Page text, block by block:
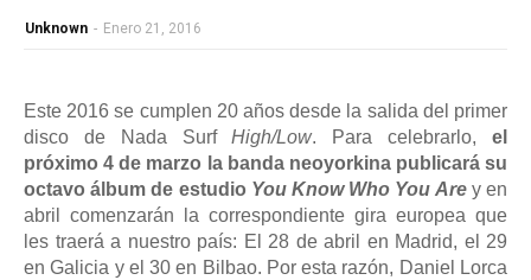
Unknown - Enero 21, 2016
Este 2016 se cumplen 20 años desde la salida del primer
disco de Nada SurfHigh/Low. Para celebrarlo,el
próximo 4 de marzo la banda neoyorkina publicará su
octavo álbum de estudio You Know Who You Arey en
abril comenzarán la correspondiente gira europea que
les traerá a nuestro país: El 28 de abril en Madrid, el 29
en Galicia y el 30 en Bilbao. Por esta razón, Daniel Lorca